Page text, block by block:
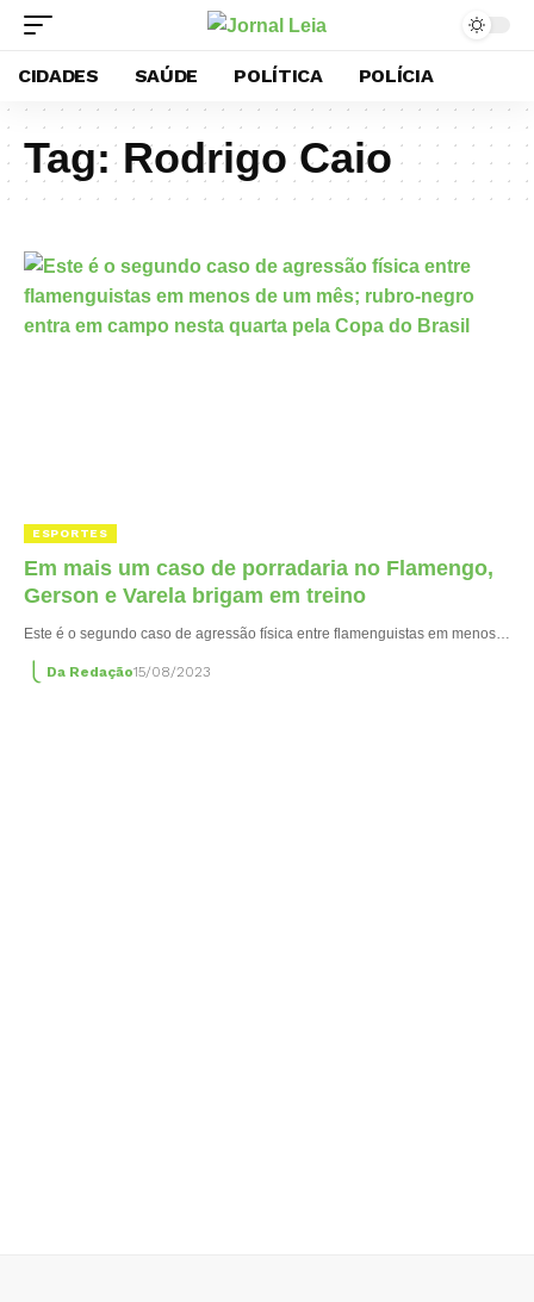
CIDADES SAÚDE POLÍTICA POLÍCIA
Tag:Rodrigo Caio
ESPORTES
Em mais um caso de porradaria no Flamengo,
Gerson e Varela brigam em treino
Este é o segundo caso de agressão física entre flamenguistas em menos…
Da Redação15/08/2023